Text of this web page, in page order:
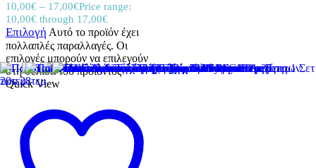
10,00€ – 17,00€Price range:
10,00€ through 17,00€
Επιλογή Αυτό το προϊόν έχει
πολλαπλές παραλλαγές. Οι
επιλογές μπορούν να επιλεγούν
στη σελίδα του προϊόντος
Quick View